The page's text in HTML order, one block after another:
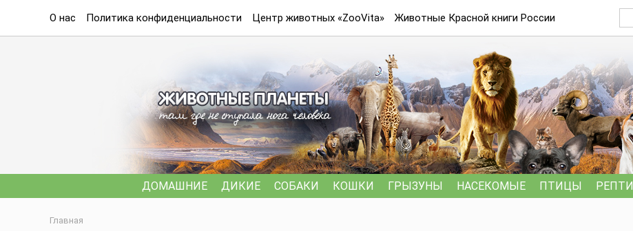
О нас Политика конфиденциальности Центр животных «ZooVita» Животные Красной книги России
ДОМАШНИЕ ДИКИЕ СОБАКИ КОШКИ ГРЫЗУНЫ НАСЕКОМЫЕ ПТИЦЫ
Главная